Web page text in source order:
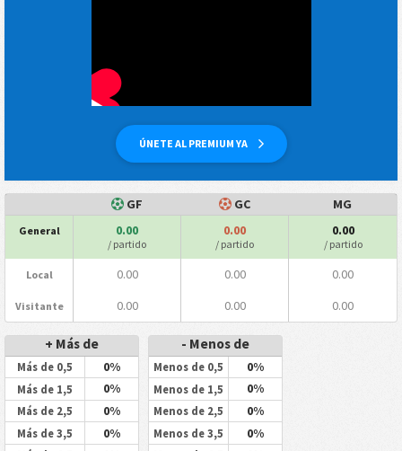
ÚNETE AL PREMIUM YA
GF GC MG
General 0.00
/ partido
0.00
/ partido
0.00
/ partido
Local 0.00 0.00 0.00
Visitante 0.00 0.00 0.00
+ Más de
Más de 0,5 0%
Más de 1,5 0%
Más de 2,5 0%
Más de 3,5 0%
- Menos de
Menos de 0,5 0%
Menos de 1,5 0%
Menos de 2,5 0%
Menos de 3,5 0%